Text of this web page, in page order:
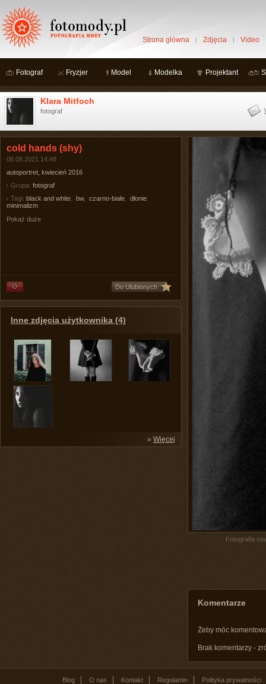
Strona główna Zdjęcia Video
Fotograf Fryzjer Model Modelka Projektant
Klara Mitfoch
fotograf
cold hands (shy)
08.08.2021 14:48
autoportret, kwiecień 2016
Grupa: fotograf
Tagi: black and white bw, czarno-białe dłonie
minimalizm
Pokaż duże
Do Ulubionych
Inne zdjęcia użytkownika (4)
» Więcej
Fotografia
Komentarze
Żeby móc
Brak komentarzy -
Blog O nas Kontakt Regulamin Polityka prywatności